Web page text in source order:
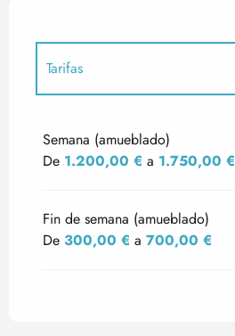
Tarifas
Semana (amueblado)
De 1.200,00 € a 1.750,00 €
Fin de semana (amueblado)
De 300,00 € a 700,00 €